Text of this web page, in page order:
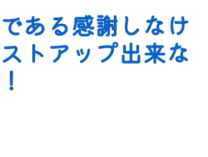
ある感謝しなけ
トアップ出来な